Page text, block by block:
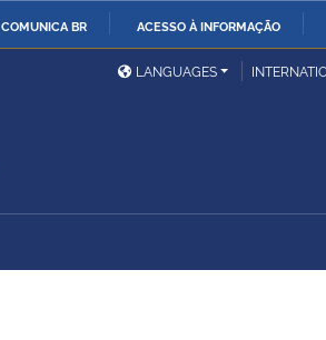
COMUNICA BR ACESSO À INFORMAÇÃO
Ministério das Relações
ExterioresLANGUAGES